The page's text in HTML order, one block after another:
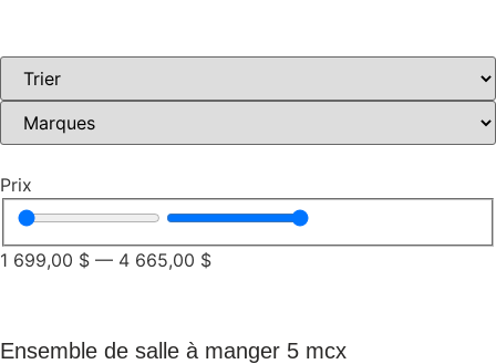
Prix
1 699,00 $ — 4 665,00 $
Ensemble de salle à manger 5 mcx